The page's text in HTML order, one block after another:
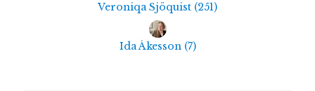
Veroniqa Sjöquist (251)
Ida Åkesson (7)